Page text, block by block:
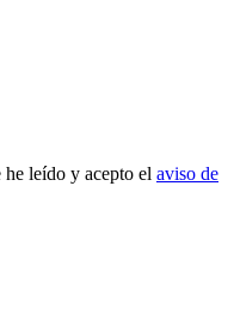
leído y acepto el aviso de